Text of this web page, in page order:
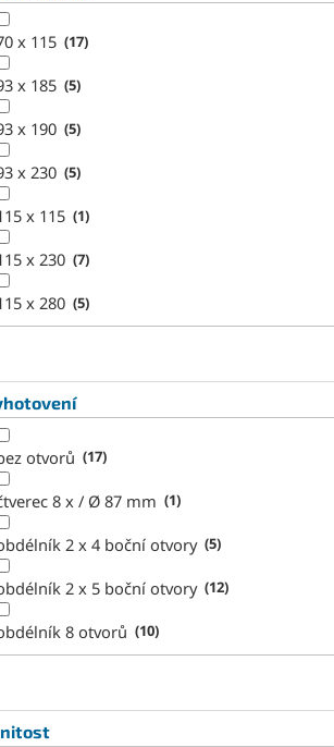
x 115 17
x 185 5
x 190 5
x 230 5
x 115 1
x 230 7
x 280 5
otvorů 17
8 x / Ø 87 mm 1
2 x 4 boční otvory 5
2 x 5 boční otvory 12
8 otvorů 10